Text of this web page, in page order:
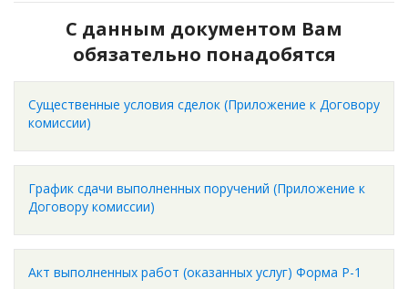
С данным документом Вам
обязательно понадобятся
Существенные условия сделок (Приложение к Договору
комиссии)
График сдачи выполненных поручений (Приложение к
Договору комиссии)
Акт выполненных работ (оказанных услуг) Форма Р-1